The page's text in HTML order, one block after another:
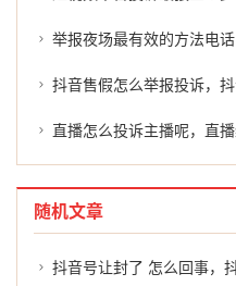
举报夜场最有效的方法电话，
抖音售假怎么举报投诉，抖音售
直播怎么投诉主播呢，直播维权有
随机文章
抖音号让封了 怎么回事，抖音号被